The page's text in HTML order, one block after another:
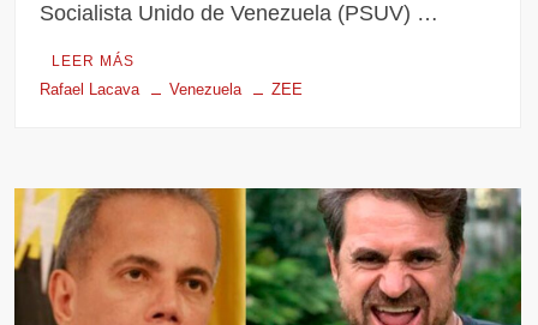
Socialista Unido de Venezuela (PSUV) …
LEER MÁS
Rafael Lacava Venezuela ZEE